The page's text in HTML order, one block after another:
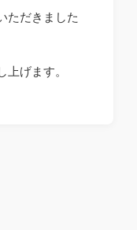
ただきました
げます。